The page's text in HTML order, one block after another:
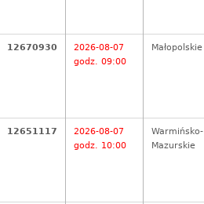
12670930
2026-08-07
godz. 09:00
Małopolskie
12651117
2026-08-07
godz. 10:00
Warmińsko-
Mazurskie